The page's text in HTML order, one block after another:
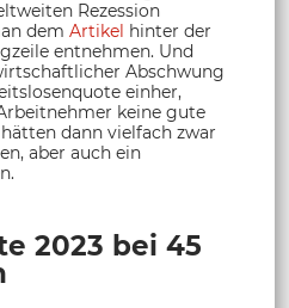
Rezession
dem Artikel hinter der
entnehmen. Und
Abschwung
einher,
keine gute
dann vielfach zwar
aber auch ein
2023 bei 45